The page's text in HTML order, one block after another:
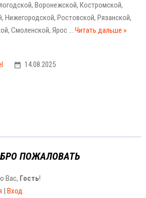
Воронежской, Костромской,
Нижегородской, Ростовской, Рязанской,
Смоленской, Ярос ... Читать дальше »
14.08.2025
ПОЖАЛОВАТЬ
Вас, Гость!
| Вход